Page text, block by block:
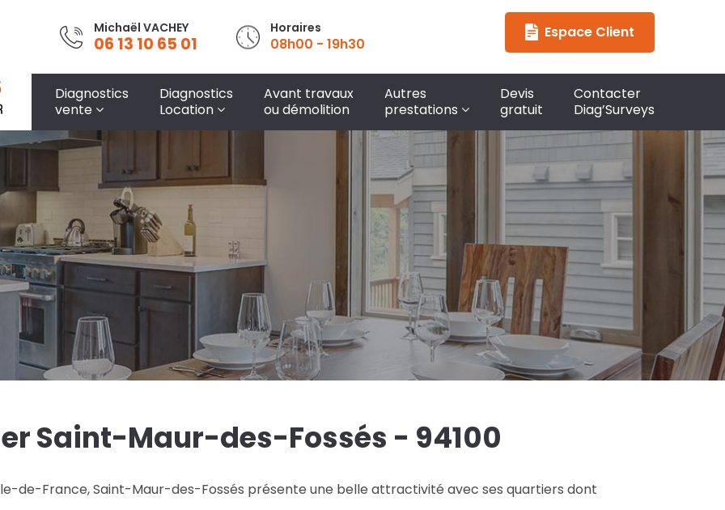
Michaël VACHEY
06 13 10 65 01
Horaires
08h00 - 19h30
Espace Client
Diagnostics
vente
Diagnostics
Location
Avant travaux
ou démolition
Autres
prestations
Devis
gratuit
Contacter
Diag’Surveys
Saint-Maur-des-Fossés - 94100
de-France, Saint-Maur-des-Fossés présente une belle attractivité avec ses quartiers dont